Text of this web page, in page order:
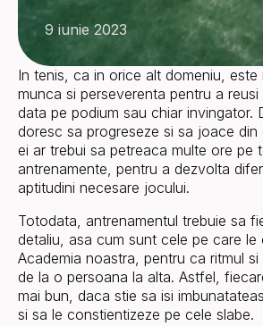
9 iunie 2023
In tenis, ca in orice alt domeniu, este
munca si perseverenta pentru a
data pe podium sau chiar invingator.
doresc sa progreseze si sa joace din
ei ar trebui sa petreaca multe ore pe
antrenamente, pentru a dezvolta
aptitudini necesare jocului.
Totodata, antrenamentul trebuie sa
detaliu, asa cum sunt cele pe care le
Academia noastra, pentru ca ritmul
de la o persoana la alta. Astfel,
mai bun, daca stie sa isi
si sa le constientizeze pe cele slabe.